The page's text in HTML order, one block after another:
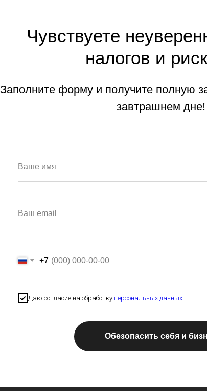
Чувствуете
налогов и
Заполните форму и получите полную
завтрашнем дне!
+7
Даю согласие на обработку персональных данных
Обезопасить себя и